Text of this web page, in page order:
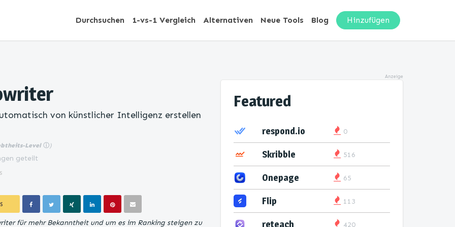
Durchsuchen 1-vs-1 Vergleich Alternativen Neue Tools Blog Hinzufügen
von künstlicher Intelligenz erstellen
Level ⓘ)
geteilt
für mehr Bekanntheit und um es im Ranking steigen zu
Anzeige
Featured
respond.io 0
Skribble 516
Onepage 65
Flip 113
reteach 420